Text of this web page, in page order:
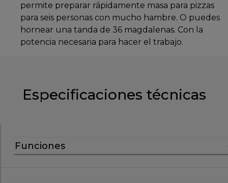
permite preparar rápidamente masa para pizzas
para seis personas con mucho hambre. O puedes
hornear una tanda de 36 magdalenas. Con la
potencia necesaria para hacer el trabajo.
Especificaciones técnicas
Funciones